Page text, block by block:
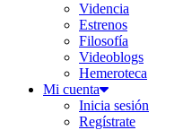
Videncia
Estrenos
Filosofía
Videoblogs
Hemeroteca
Mi cuenta
Inicia sesión
Regístrate